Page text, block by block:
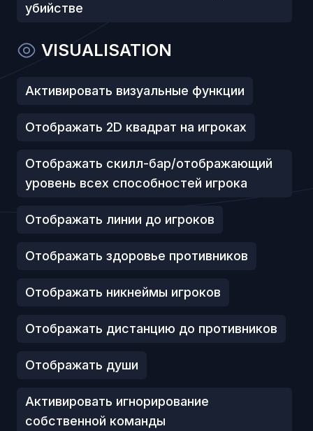
убийстве
VISUALISATION
Активировать визуальные функции
Отображать 2D квадрат на игроках
Отображать скилл-бар/отображающий
уровень всех способностей игрока
Отображать линии до игроков
Отображать здоровье противников
Отображать никнеймы игроков
Отображать дистанцию до противников
Отображать души
Активировать игнорирование
собственной команды